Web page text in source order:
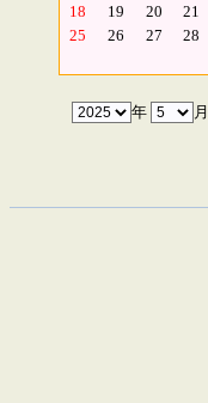
18
19 20 21
25
26 27 28
年 月